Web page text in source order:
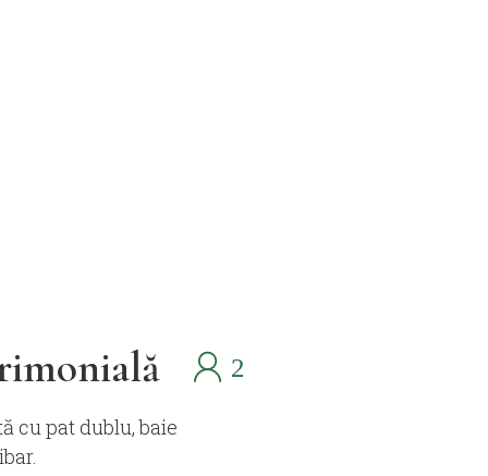
cu pat dublu, baie